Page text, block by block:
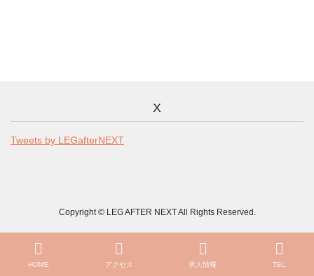
X
Tweets by LEGafterNEXT
Copyright © LEG AFTER NEXT All Rights Reserved.
HOME アクセス 求人情報 TEL